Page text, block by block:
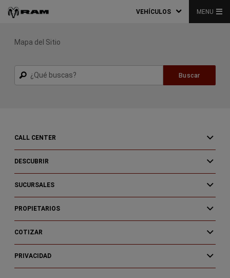
VEHÍCULOS MENU
Mapa del Sitio
Buscar
Buscar
CALL CENTER
DESCUBRIR
SUCURSALES
PROPIETARIOS
COTIZAR
PRIVACIDAD